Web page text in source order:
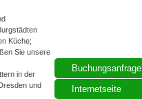
Buchungsanfrage
Internetseite
Küche;
Sie unsere
in der
und